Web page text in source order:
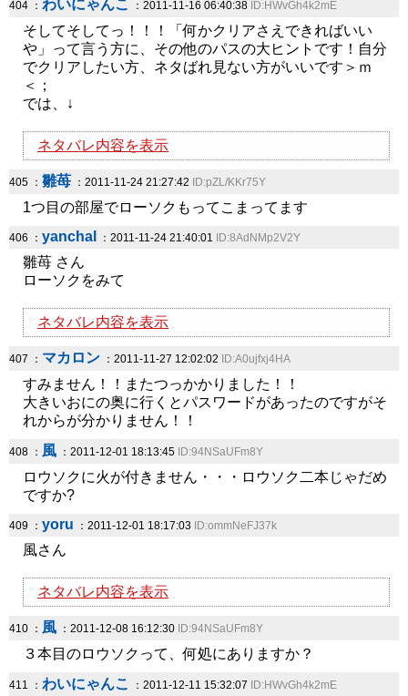
404 ： わいにゃんこ ：2011-11-16 06:40:38 ID:HWvGh4k2mE
そしてそしてっ！！！「何かクリアさえできればいい
や」って言う方に、その他のパスの大ヒントです！自分
でクリアしたい方、ネタばれ見ない方がいいです＞ｍ
＜；
では、↓
ネタバレ内容を表示
405 ： 雛苺 ：2011-11-24 21:27:42 ID:pZL/KKr75Y
1つ目の部屋でローソクもってこまってます
406 ： yanchal ：2011-11-24 21:40:01 ID:8AdNMp2V2Y
雛苺 さん
ローソクをみて
ネタバレ内容を表示
407 ： マカロン ：2011-11-27 12:02:02 ID:A0ujfxj4HA
すみません！！またつっかかりました！！
大きいおにの奥に行くとパスワードがあったのですがそ
れからが分かりません！！
408 ： 風 ：2011-12-01 18:13:45 ID:94NSaUFm8Y
ロウソクに火が付きません・・・ロウソク二本じゃだめ
ですか?
409 ： yoru ：2011-12-01 18:17:03 ID:ommNeFJ37k
風さん
ネタバレ内容を表示
410 ： 風 ：2011-12-08 16:12:30 ID:94NSaUFm8Y
３本目のロウソクって、何処にありますか？
411 ： わいにゃんこ ：2011-12-11 15:32:07 ID:HWvGh4k2mE